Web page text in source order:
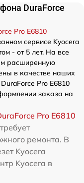
DuraForce
Pro E6810
сервисе Kyocera
- от 5 лет. На все
расширенную
в качестве наших
Pro E6810
заказа на
Pro E6810
ремонта. В
Kyocera
Kyocera в